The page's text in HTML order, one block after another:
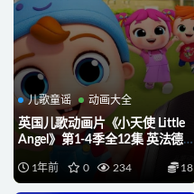
儿歌童谣 动画大全
英国儿歌动画片《小天使 Little
Angel》第1-4季全12集 英法德
英文字幕 官方纯净无水印版
1年前 0 234 18